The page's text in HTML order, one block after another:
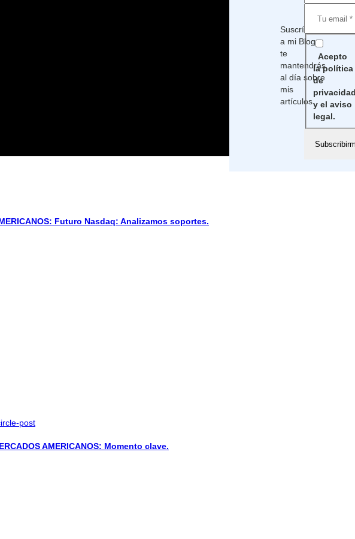
Futuro Nasdaq: Analizamos soportes.
post
AMERICANOS: Momento clave.
Suscríbete
a mi Blog,
te
mantendrás
al día sobre
mis
artículos
Acepto
la política
de
y el aviso
legal.